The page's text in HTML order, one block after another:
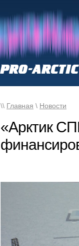
\\ Главная \ Новости
«Арктик